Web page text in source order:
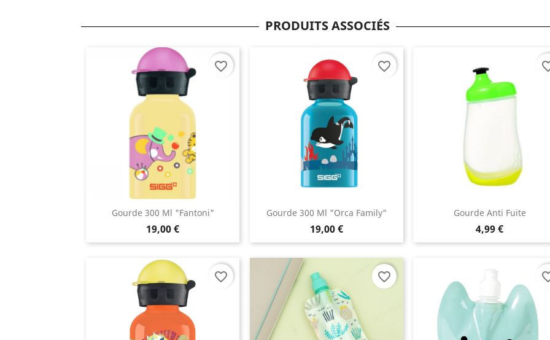
PRODUITS ASSOCIÉS
Gourde 300 Ml "Fantoni"
19,00 €
favorite_border
Gourde 300 Ml "Orca Family"
19,00 €
favorite_border
Gourde Anti Fuite
4,99 €
favorite_border favorite_border